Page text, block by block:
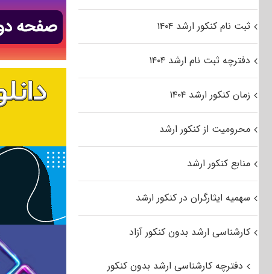
ثبت نام کنکور ارشد ۱۴۰۴
دفترچه ثبت نام ارشد ۱۴۰۴
زمان کنکور ارشد ۱۴۰۴
محرومیت از کنکور ارشد
منابع کنکور ارشد
سهمیه ایثارگران در کنکور ارشد
کارشناسی ارشد بدون کنکور آزاد
دفترچه کارشناسی ارشد بدون کنکور